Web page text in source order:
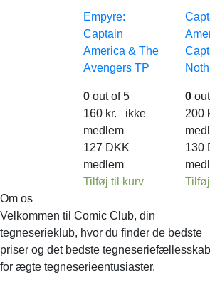
Empyre:
Captain
America & The
Avengers TP
0 out of 5
160 kr. ikke
medlem
127 DKK
medlem
Tilføj til kurv
0out
200
130
Om os
Velkommen til Comic Club, din
tegneserieklub, hvor du finder de bedste
priser og det bedste tegneseriefællesskab
for ægte tegneserieentusiaster.